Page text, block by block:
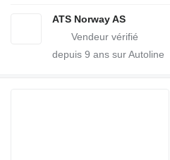
ATS Norway AS
depuis 9 ans sur Autoline